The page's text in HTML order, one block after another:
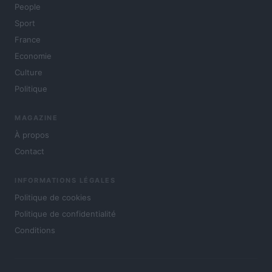
People
Sport
France
Economie
Culture
Politique
MAGAZINE
À propos
Contact
INFORMATIONS LÉGALES
Politique de cookies
Politique de confidentialité
Conditions